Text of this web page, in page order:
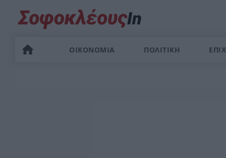
ΟΙΚΟΝΟΜΙΑ ΠΟΛΙΤΙΚΗ